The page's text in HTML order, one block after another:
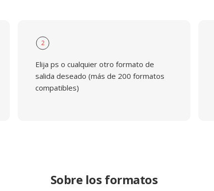
2
Elija ps o cualquier otro formato de
salida deseado (más de 200 formatos
compatibles)
Sobre los formatos